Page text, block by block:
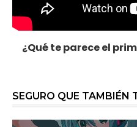
¿Qué te parece el
SEGURO QUE TAMBIÉN